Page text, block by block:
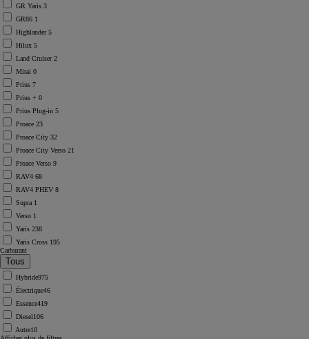
GR Yaris 3
GR86 1
Highlander5
Hilux 5
Land Cruiser2
Mirai 0
Prius 7
Prius + 0
Prius Plug-in 5
Proace 23
Proace City 32
Proace City Verso 21
Proace Verso 9
RAV4 68
RAV4 PHEV 8
Supra 1
Verso 1
Yaris 238
Yaris Cross 195
Carburant
Hybride975
Électrique46
Essence419
Diesel106
Autre10